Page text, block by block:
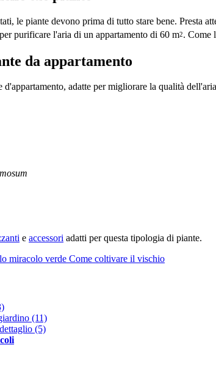
le piante devono prima di tutto stare bene. Presta
purificare l'aria di un appartamento di 60 m2. Come
da appartamento
d'appartamento, adatte per migliorare la qualità
e accessori adatti per questa tipologia di piante.
miracolo verde Come coltivare il vischio
(11)
(5)